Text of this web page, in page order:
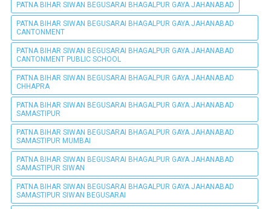
PATNA BIHAR SIWAN BEGUSARAI BHAGALPUR GAYA JAHANABAD
PATNA BIHAR SIWAN BEGUSARAI BHAGALPUR GAYA JAHANABAD
CANTONMENT
PATNA BIHAR SIWAN BEGUSARAI BHAGALPUR GAYA JAHANABAD
CANTONMENT PUBLIC SCHOOL
PATNA BIHAR SIWAN BEGUSARAI BHAGALPUR GAYA JAHANABAD
CHHAPRA
PATNA BIHAR SIWAN BEGUSARAI BHAGALPUR GAYA JAHANABAD
SAMASTIPUR
PATNA BIHAR SIWAN BEGUSARAI BHAGALPUR GAYA JAHANABAD
SAMASTIPUR MUMBAI
PATNA BIHAR SIWAN BEGUSARAI BHAGALPUR GAYA JAHANABAD
SAMASTIPUR SIWAN
PATNA BIHAR SIWAN BEGUSARAI BHAGALPUR GAYA JAHANABAD
SAMASTIPUR SIWAN BEGUSARAI